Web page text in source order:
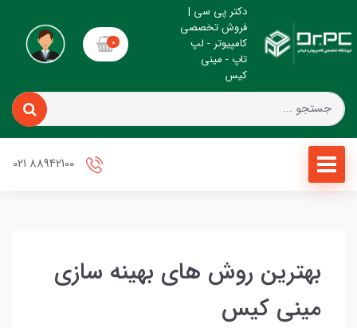
دکتر پی سی |
فروش تخصصی
کامپیوتر - لپ
تاپ - مینی
کیس
0
بهترین روش های بهینه سازی
مینی کیس